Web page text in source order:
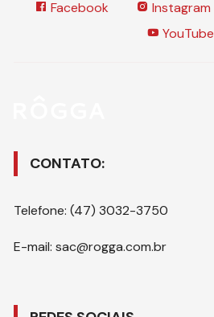
Facebook Instagram
YouTube
CONTATO:
Telefone: (47) 3032-3750
E-mail: sac@rogga.com.br